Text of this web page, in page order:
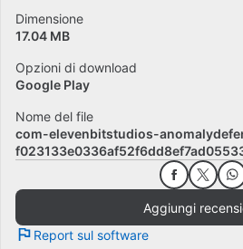
Dimensione
17.04 MB
Opzioni di download
Google Play
Nome del file
com-elevenbitstudios-
Aggiungi
Report sul software